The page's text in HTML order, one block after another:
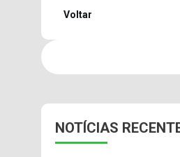
Voltar
NOTÍCIAS